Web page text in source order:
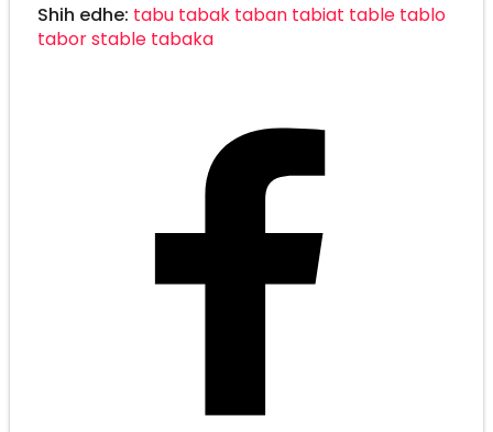
Shih edhe: tabu tabak taban tabiat table tablo
taborstable tabaka